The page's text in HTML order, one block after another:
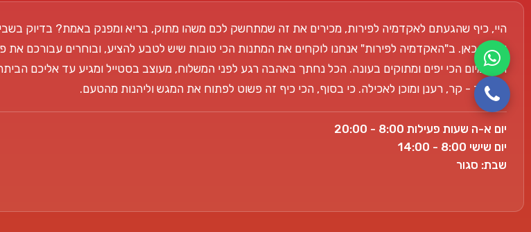
היי, כיף שהגעתם לאקדמיה לפירות, מכירים את זה שמתחשק לכם משהו מתוק, בריא ומפנק באמת? בדיוק
אנחנו כאן. ב"האקדמיה לפירות" אנחנו לוקחים את המתנות הכי טובות שיש לטבע להציע, ובוחרים עבורכם את
הפרימיום הכי יפים ומתוקים בעונה. הכל נחתך באהבה רגע לפני המשלוח, מעוצב בסטייל ומגיע עד אליכם
למשרד - קר, רענן ומוכן לאכילה. כי בסוף, הכי כיף זה פשוט לפתוח את המגש וליהנות מהטעם.
יום א-ה שעות פעילות 8:00 - 20:00
יום שישי 8:00 - 14:00
שבת: סגור